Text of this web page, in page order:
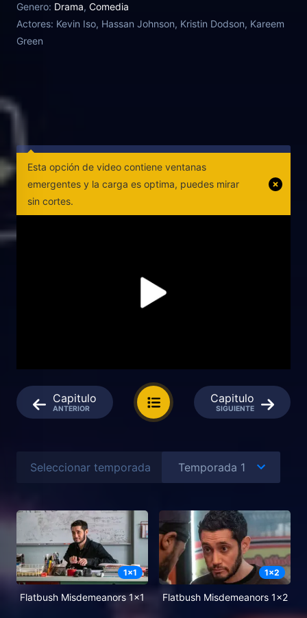
Flatbush, en Brooklyn. El día a día de este par de
'millenials' en un ambiente de barrio marginal y con
estética indie da lugar a todo tipo de gags,
Genero: Drama, Comedia
Actores: Kevin Iso, Hassan Johnson, Kristin Dodson, Kareem
Green
Esta opción de video contiene ventanas
emergentes y la carga es optima, puedes mirar
sin cortes.
Capitulo
ANTERIOR
Capitulo
SIGUIENTE
Seleccionar temporada
1x1
Flatbush Misdemeanors 1x1
1x2
Flatbush Misdemeanors 1x2